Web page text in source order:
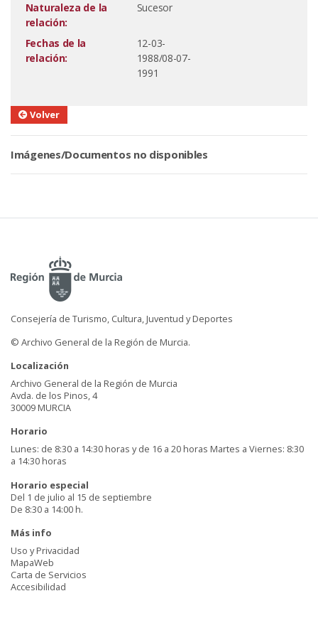
Naturaleza de la
relación:
Sucesor
Fechas de la
relación:
12-03-
1988/08-07-
1991
Volver
Imágenes/Documentos no disponibles
Consejería de Turismo, Cultura, Juventud y Deportes
© Archivo General de la Región de Murcia.
Localización
Archivo General de la Región de Murcia
Avda. de los Pinos, 4
30009 MURCIA
Horario
Lunes: de 8:30 a 14:30 horas y de 16 a 20 horas Martes a Viernes: 8:30
a 14:30 horas
Horario especial
Del 1 de julio al 15 de septiembre
De 8:30 a 14:00 h.
Más info
Uso y Privacidad
MapaWeb
Carta de Servicios
Accesibilidad